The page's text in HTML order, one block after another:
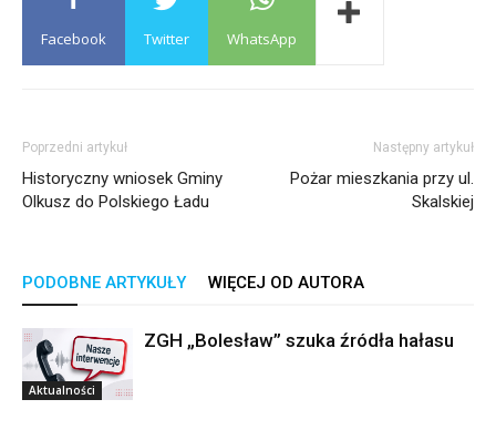
Facebook Twitter WhatsApp
Poprzedni artykuł
Historyczny wniosek Gminy
Olkusz do Polskiego Ładu
Następny artykuł
Pożar mieszkania przy ul.
Skalskiej
PODOBNE ARTYKUŁY WIĘCEJ OD AUTORA
Aktualności
ZGH „Bolesław” szuka źródła hałasu